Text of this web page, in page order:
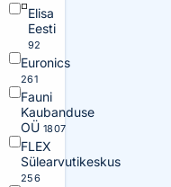
Elisa
Eesti
92
Euronics
261
Fauni
Kaubanduse
OÜ 1807
FLEX
Sülearvutikeskus
256